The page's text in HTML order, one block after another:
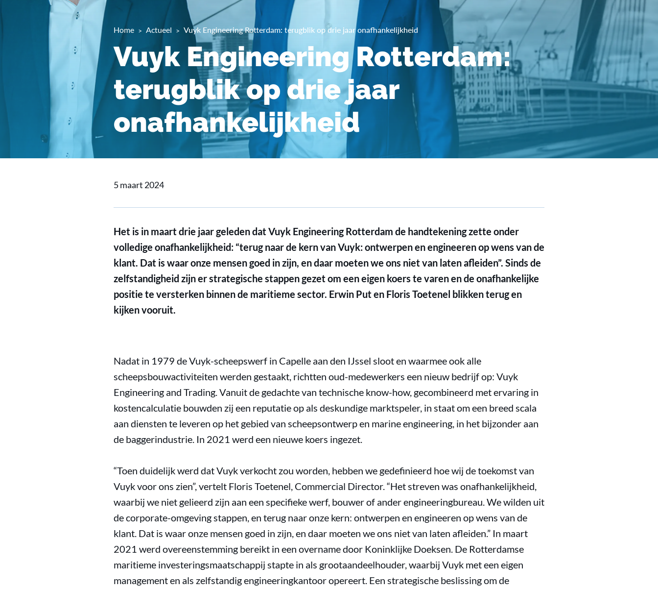
Home Actueel Vuyk Engineering Rotterdam: terugblik op drie jaar onafhankelijkheid
Vuyk Engineering Rotterdam:
terugblik op drie jaar
onafhankelijkheid
5 maart 2024
Het is in maart drie jaar geleden dat Vuyk Engineering Rotterdam de handtekening zette onder
volledige onafhankelijkheid: “terug naar de kern van Vuyk: ontwerpen en engineeren op wens van de
klant. Dat is waar onze mensen goed in zijn, en daar moeten we ons niet van laten afleiden”. Sinds de
zelfstandigheid zijn er strategische stappen gezet om een eigen koers te varen en de onafhankelijke
positie te versterken binnen de maritieme sector. Erwin Put en Floris Toetenel blikken terug en
kijken vooruit.
Nadat in 1979 de Vuyk-scheepswerf in Capelle aan den IJssel sloot en waarmee ook alle
scheepsbouwactiviteiten werden gestaakt, richtten oud-medewerkers een nieuw bedrijf op: Vuyk
Engineering and Trading. Vanuit de gedachte van technische know-how, gecombineerd met ervaring in
kostencalculatie bouwden zij een reputatie op als deskundige marktspeler, in staat om een breed scala
aan diensten te leveren op het gebied van scheepsontwerp en marine engineering, in het bijzonder aan
de baggerindustrie. In 2021 werd een nieuwe koers ingezet.
“Toen duidelijk werd dat Vuyk verkocht zou worden, hebben we gedefinieerd hoe wij de toekomst van
Vuyk voor ons zien”, vertelt Floris Toetenel, Commercial Director. “Het streven was onafhankelijkheid,
waarbij we niet gelieerd zijn aan een specifieke werf, bouwer of ander engineeringbureau. We wilden uit
de corporate-omgeving stappen, en terug naar onze kern: ontwerpen en engineeren op wens van de
klant. Dat is waar onze mensen goed in zijn, en daar moeten we ons niet van laten afleiden.” In maart
2021 werd overeenstemming bereikt in een overname door Koninklijke Doeksen. De Rotterdamse
maritieme investeringsmaatschappij stapte in als grootaandeelhouder, waarbij Vuyk met een eigen
management en als zelfstandig engineeringkantoor opereert. Een strategische beslissing om de